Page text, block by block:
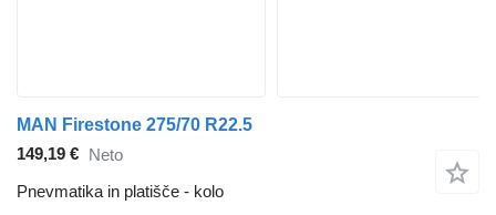
MAN Firestone 275/70 R22.5
149,19 € Neto
Pnevmatika in platišče - kolo